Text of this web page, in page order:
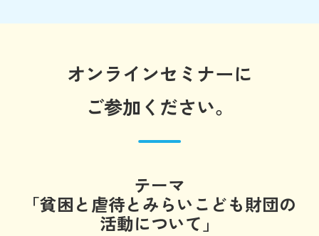
オンラインセミナーに
ご参加ください。
テーマ
「貧困と虐待とみらいこども財団の
活動について」